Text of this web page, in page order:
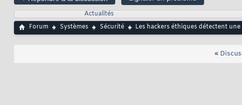
Actualités
Forum
Systèmes Sécurité Les hackers éthiques détectent
«